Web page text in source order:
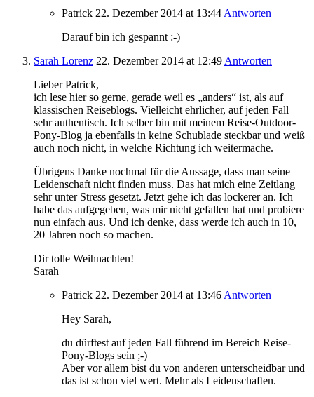
Patrick 22. Dezember 2014 at 13:44 Antworten
Darauf bin ich gespannt :-)
Sarah Lorenz 22. Dezember 2014 at 12:49 Antworten
Lieber Patrick,
ich lese hier so gerne, gerade weil es „anders“ ist, als auf
klassischen Reiseblogs. Vielleicht ehrlicher, auf jeden Fall
sehr authentisch. Ich selber bin mit meinem Reise-Outdoor-
Pony-Blog ja ebenfalls in keine Schublade steckbar und weiß
auch noch nicht, in welche Richtung ich weitermache.
Übrigens Danke nochmal für die Aussage, dass man seine
Leidenschaft nicht finden muss. Das hat mich eine Zeitlang
sehr unter Stress gesetzt. Jetzt gehe ich das lockerer an. Ich
habe das aufgegeben, was mir nicht gefallen hat und probiere
nun einfach aus. Und ich denke, dass werde ich auch in 10,
20 Jahren noch so machen.
Dir tolle Weihnachten!
Sarah
Patrick 22. Dezember 2014 at 13:46 Antworten
Hey Sarah,
du dürftest auf jeden Fall führend im Bereich Reise-
Pony-Blogs sein ;-)
Aber vor allem bist du von anderen unterscheidbar und
das ist schon viel wert. Mehr als Leidenschaften.